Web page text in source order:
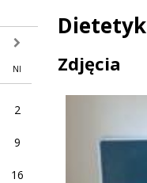
następny miesiąc
NI
2
9
16
Dietetyk
Treść
Zdjęcia